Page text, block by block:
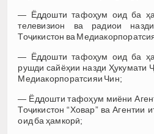
— Ёддошти тафоҳум оид ба
телевизион ва радиои
Тоҷикистон ва
— Ёддошти тафоҳум оид ба
рушди сайёҳии назди Ҳукумати
Медиакорпоратсияи Чин;
— Ёддошти тафоҳум миёни
Тоҷикистон “Ховар” ва Агентии
оид ба ҳамкорӣ;